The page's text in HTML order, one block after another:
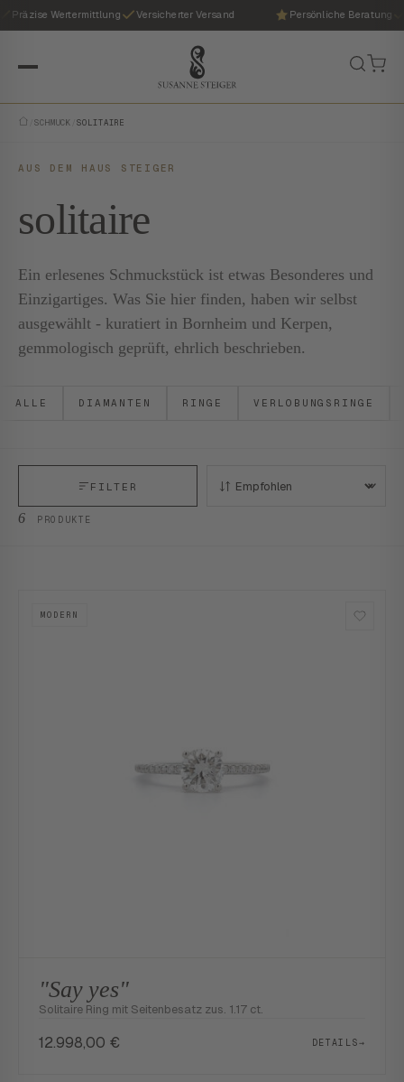
Präzise Wertermittlung Versicherter Versand Persönliche Beratung
SCHMUCK /SOLITAIRE
AUS DEM HAUS STEIGER
solitaire
Ein erlesenes Schmuckstück ist etwas Besonderes und
Einzigartiges. Was Sie hier finden, haben wir selbst
ausgewählt - kuratiert in Bornheim und Kerpen,
gemmologisch geprüft, ehrlich beschrieben.
ALLE DIAMANTEN RINGE VERLOBUNGSRINGE
6 PRODUKTE
FILTER SORTIEREN:
MODERN
"Say yes"
Solitaire Ring mit Seitenbesatz zus. 1.17 ct.
12.998,00 € DETAILS→